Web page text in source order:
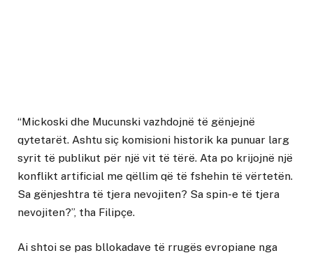
“Mickoski dhe Mucunski vazhdojnë të gënjejnë
qytetarët. Ashtu siç komisioni historik ka punuar larg
syrit të publikut për një vit të tërë. Ata po krijojnë një
konflikt artificial me qëllim që të fshehin të vërtetën.
Sa gënjeshtra të tjera nevojiten? Sa spin-e të tjera
nevojiten?”, tha Filipçe.
Ai shtoi se pas bllokadave të rrugës evropiane nga